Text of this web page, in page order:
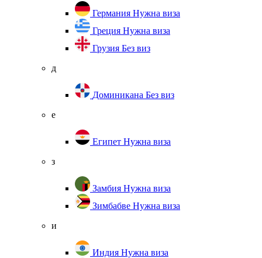
Германия Нужна виза
Греция Нужна виза
Грузия Без виз
д
Доминикана Без виз
е
Египет Нужна виза
з
Замбия Нужна виза
Зимбабве Нужна виза
и
Индия Нужна виза